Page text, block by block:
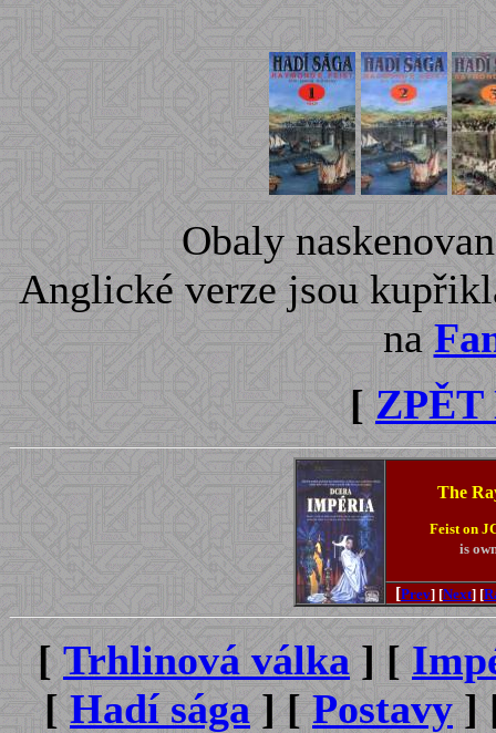
Obaly
Anglické verze jsou
na
[
The
Feist on
is
[Prev] [Next] [
[ Trhlinová válka ] [
[ Hadí sága ] [ Postavy ]